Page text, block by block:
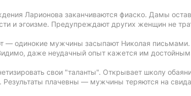
Ларионова заканчиваются фиаско. Дамы
и эгоизме. Предупреждают других женщин не
— одинокие мужчины засыпают Николая
даже неудачный опыт кажется им
свои "таланты". Открывает школу
плачевны — мужчины теряются на